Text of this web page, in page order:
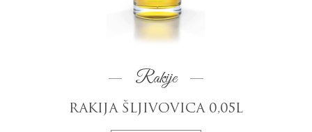
Rakije
RAKIJA ŠLJIVOVICA 0,05L